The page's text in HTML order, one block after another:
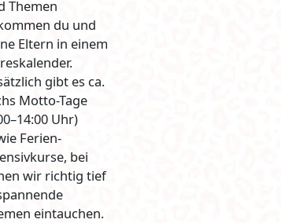
Themen
du und
Eltern in einem
gibt es ca.
Motto-Tage
Uhr)
Ferien-
bei
wir richtig tief
eintauchen.